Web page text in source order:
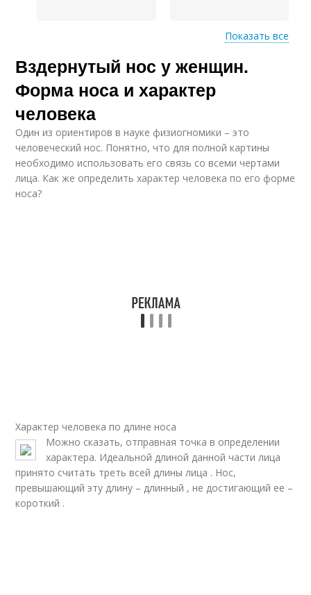
Мясистый нос Греческий нос
Курносый нос Ястребиный нос
Римский нос Нос с прямым
Показать все
Вздернутый нос у женщин.
Форма носа и характер
человека
Один из ориентиров в науке физиогномики – это
человеческий нос. Понятно, что для полной картины
необходимо использовать его связь со всеми чертами
лица. Как же определить характер человека по его форме
носа?
Характер человека по длине носа
Можно сказать, отправная точка в определении
характера. Идеальной длиной данной части лица
принято считать треть всей длины лица . Нос,
превышающий эту длину – длинный , не достигающий ее –
короткий .